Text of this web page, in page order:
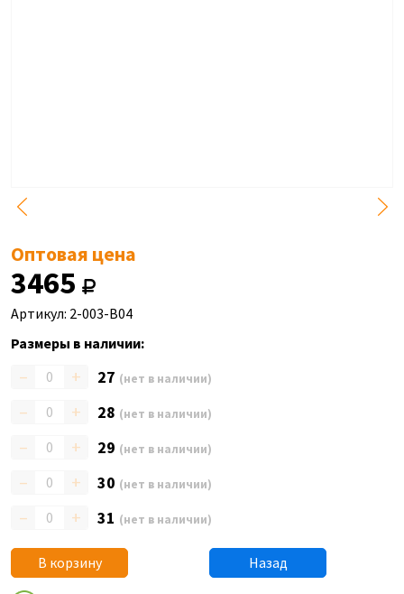
Оптовая цена
3465
Артикул: 2-003-B04
Размеры в наличии:
– + 27 (нет в наличии)
– + 28 (нет в наличии)
– + 29 (нет в наличии)
– + 30 (нет в наличии)
– + 31 (нет в наличии)
В корзину Назад